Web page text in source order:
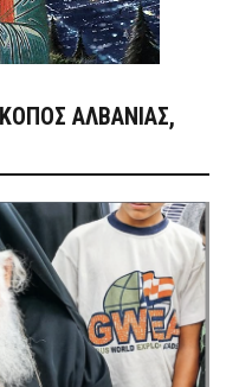
ΑΛΒΑΝΊΑΣ,